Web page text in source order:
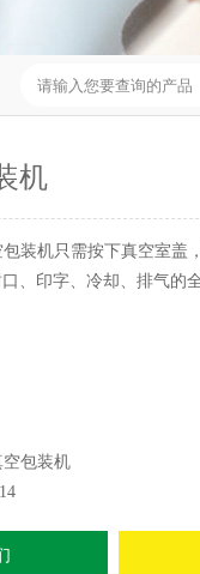
机
装机只需按下真空室盖
、印字、冷却、排气的全
包装机